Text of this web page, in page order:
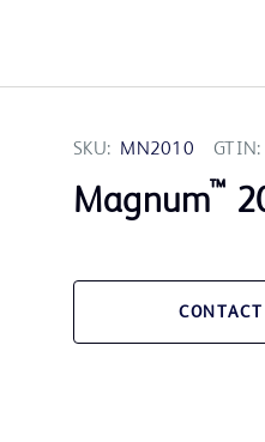
SKU: MN2010 GTIN:
Magnum™